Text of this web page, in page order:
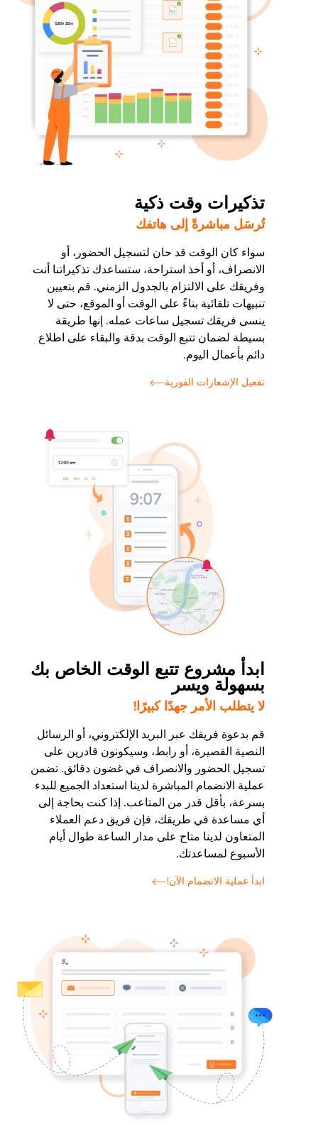
تذكيرات وقت ذكية
تُرسَل مباشرةً إلى هاتفك
سواء كان الوقت قد حان لتسجيل الحضور، أو
الانصراف، أو أخذ استراحة، ستساعدك تذكيراتنا أنت
وفريقك على الالتزام بالجدول الزمني. قم بتعيين
تنبيهات تلقائية بناءً على الوقت أو الموقع، حتى لا
ينسى فريقك تسجيل ساعات عمله. إنها طريقة
بسيطة لضمان تتبع الوقت بدقة والبقاء على اطلاع
دائم بأعمال اليوم.
تفعيل الإشعارات الفورية
ابدأ مشروع تتبع الوقت الخاص بك
بسهولة ويسر
لا يتطلب الأمر جهدًا كبيرًا!
قم بدعوة فريقك عبر البريد الإلكتروني، أو الرسائل
النصية القصيرة، أو رابط، وسيكونون قادرين على
تسجيل الحضور والانصراف في غضون دقائق. تضمن
عملية الانضمام المباشرة لدينا استعداد الجميع للبدء
بسرعة، بأقل قدر من المتاعب. إذا كنت بحاجة إلى
أي مساعدة في طريقك، فإن فريق دعم العملاء
المتعاون لدينا متاح على مدار الساعة طوال أيام
الأسبوع لمساعدتك.
ابدأ عملية الانضمام الآن!